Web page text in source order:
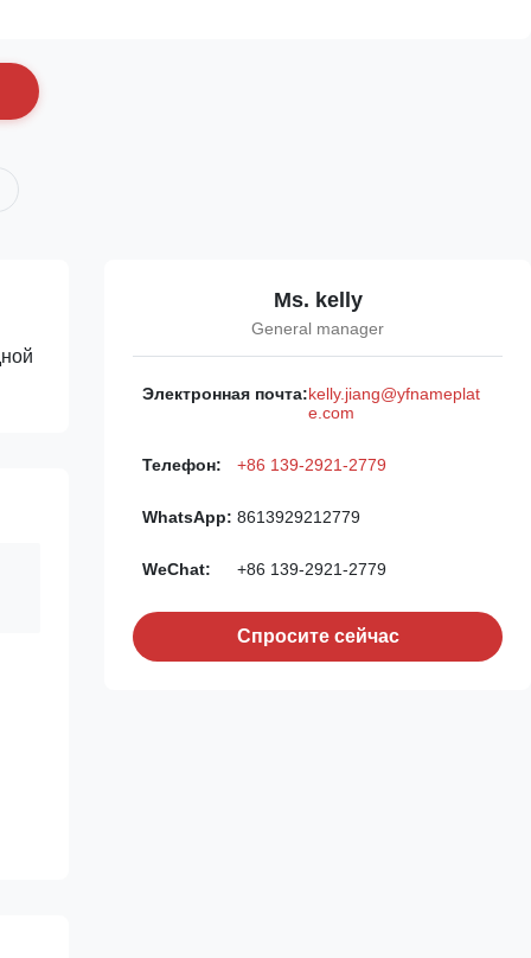
Ms. kelly
General manager
Электронная почта:kelly.jiang@yfnameplat
e.com
Телефон: +86 139-2921-2779
WhatsApp: 8613929212779
WeChat: +86 139-2921-2779
Спросите сейчас